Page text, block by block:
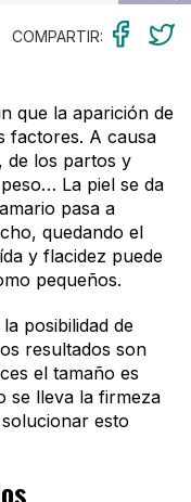
COMPARTIR:
que la aparición de
factores. A causa
de los partos y
La piel se da
pasa a
quedando el
y flacidez puede
pequeños.
posibilidad de
resultados son
el tamaño es
se lleva la firmeza
esto